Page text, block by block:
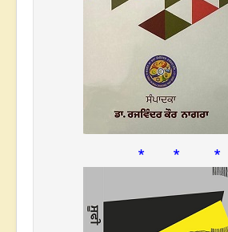
* * *